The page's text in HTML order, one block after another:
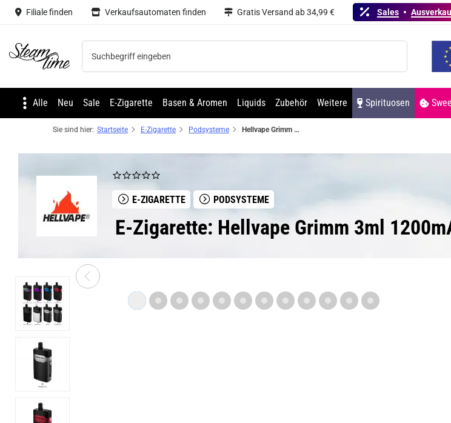
Filiale finden Verkaufsautomaten finden Gratis Versand ab 34,99 € Sales
Steam time
Alle Neu Sale E-Zigarette Basen & Aromen Liquids Zubehör Weitere Spirituosen
Sie sind hier: Startseite E-Zigarette Podsysteme Hellvape Grimm 3ml 1200mAh Pod Kit Resin Schwarz
E-ZIGARETTE PODSYSTEME
E-Zigarette: Hellvape Grimm 3ml